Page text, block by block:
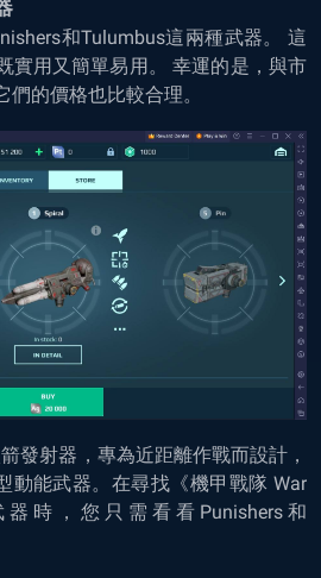
和Tulumbus這兩種武器。 這
實用又簡單易用。 幸運的是，與市
的價格也比較合理。
發射器，專為近距離作戰而設計，
動能武器。在尋找《機甲戰隊 War
時，您只需看看Punishers和